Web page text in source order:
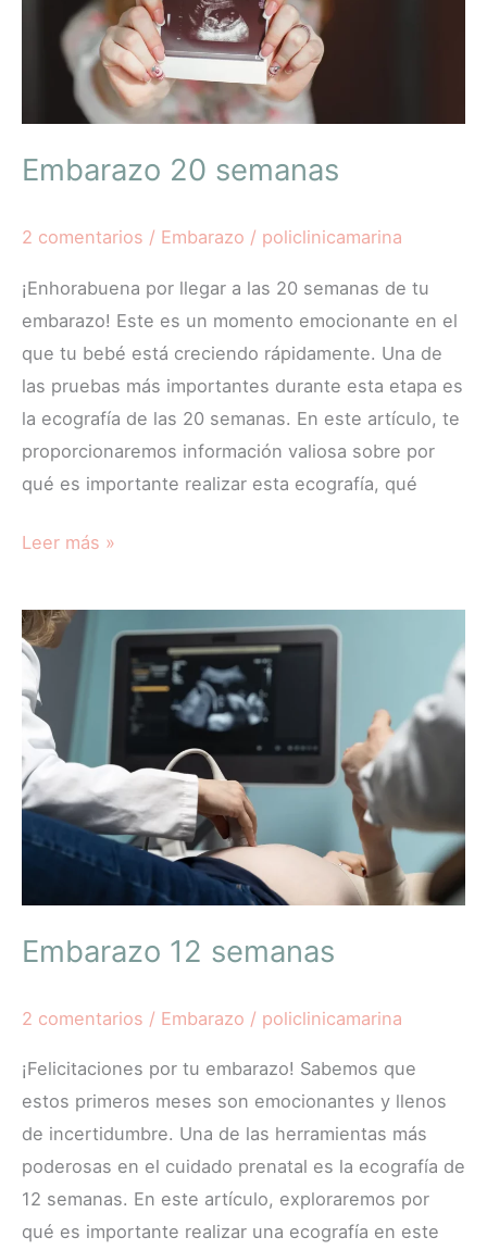
Embarazo 20 semanas
2 comentarios / Embarazo / policlinicamarina
¡Enhorabuena por llegar a las 20 semanas de tu
embarazo! Este es un momento emocionante en el
que tu bebé está creciendo rápidamente. Una de
las pruebas más importantes durante esta etapa es
la ecografía de las 20 semanas. En este artículo, te
proporcionaremos información valiosa sobre por
qué es importante realizar esta ecografía, qué
Leer más »
Embarazo 12 semanas
2 comentarios / Embarazo / policlinicamarina
¡Felicitaciones por tu embarazo! Sabemos que
estos primeros meses son emocionantes y llenos
de incertidumbre. Una de las herramientas más
poderosas en el cuidado prenatal es la ecografía de
12 semanas. En este artículo, exploraremos por
qué es importante realizar una ecografía en este
Embarazo
12
semanas